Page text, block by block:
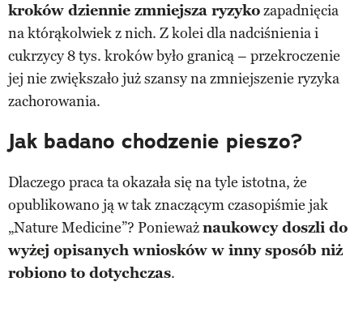
kroków dziennie zmniejsza ryzykozapadnięcia
na którąkolwiek z nich. Z kolei dla nadciśnienia i
cukrzycy 8 tys. kroków było granicą – przekroczenie
jej nie zwiększało już szansy na zmniejszenie ryzyka
zachorowania.
Jak badano chodzenie pieszo?
Dlaczego praca ta okazała się na tyle istotna, że
opublikowano ją w tak znaczącym czasopiśmie jak
„Nature Medicine”? Ponieważnaukowcy doszli do
wyżej opisanych wniosków w inny sposób niż
robiono to dotychczas.